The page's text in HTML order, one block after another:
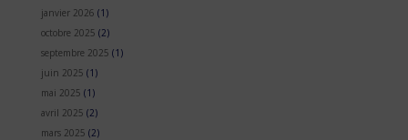
janvier 2026 (1)
octobre 2025 (2)
septembre 2025 (1)
juin 2025 (1)
mai 2025 (1)
avril 2025 (2)
mars 2025 (2)